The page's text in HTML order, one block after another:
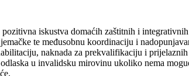
pozitivna iskustva domaćih zaštitnih i
te međusobnu koordinaciju i
naknada za prekvalifikaciju i
u invalidsku mirovinu ukoliko nema